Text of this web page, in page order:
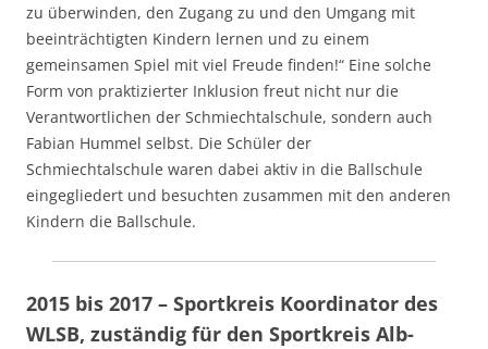
zu überwinden, den Zugang zu und den Umgang mit
beeinträchtigten Kindern lernen und zu einem
gemeinsamen Spiel mit viel Freude finden!“ Eine solche
Form von praktizierter Inklusion freut nicht nur die
Verantwortlichen der Schmiechtalschule, sondern auch
Fabian Hummel selbst. Die Schüler der
Schmiechtalschule waren dabei aktiv in die Ballschule
eingegliedert und besuchten zusammen mit den anderen
Kindern die Ballschule.
2015 bis 2017 – Sportkreis Koordinator des
WLSB, zuständig für den Sportkreis Alb-